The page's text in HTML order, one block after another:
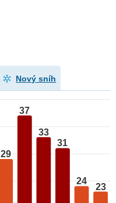
Nový sníh
29
37
33
31
24
23